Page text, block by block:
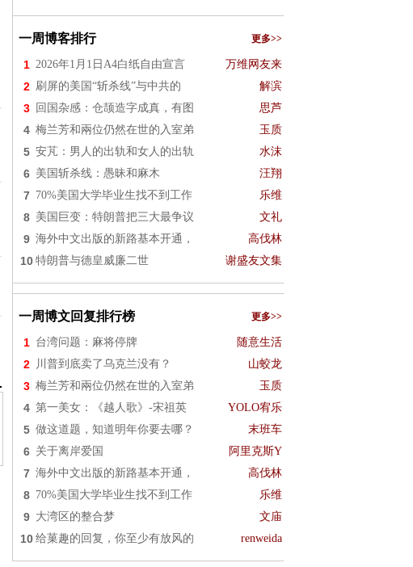
一周博客排行 更多>>
1 2026年1月1日A4白纸自由宣言 万维网友来
2 刷屏的美国“斩杀线”与中共的 解滨
3 回国杂感：仓颉造字成真，有图 思芦
4 梅兰芳和兩位仍然在世的入室弟 玉质
5 安芃：男人的出轨和女人的出轨 水沫
6 美国斩杀线：愚昧和麻木 汪翔
7 70%美国大学毕业生找不到工作 乐维
8 美国巨变：特朗普把三大最争议 文礼
9 海外中文出版的新路基本开通， 高伐林
10 特朗普与德皇威廉二世 谢盛友文集
一周博文回复排行榜 更多>>
1 台湾问题：麻将停牌 随意生活
2 川普到底卖了乌克兰没有？ 山蛟龙
3 梅兰芳和兩位仍然在世的入室弟 玉质
4 第一美女：《越人歌》-宋祖英 YOLO宥乐
5 做这道题，知道明年你要去哪？ 末班车
6 关于离岸爱国 阿里克斯Y
7 海外中文出版的新路基本开通， 高伐林
8 70%美国大学毕业生找不到工作 乐维
9 大湾区的整合梦 文庙
10 给菓趣的回复，你至少有放风的 renweida